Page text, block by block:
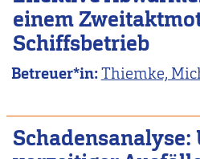
einem
Schiffsbetrieb
Betreuer*in:Thiemke,